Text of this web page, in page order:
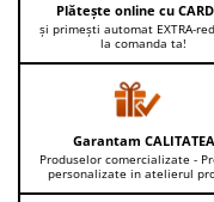
Seturi elegante femei
Umbrele
Pijamale de copii
Pijamale BIG SIZE femei
Cadouri ocazii speciale
Tricouri de craciun
Plătește online cu
și primești automat EXTRA-
la comanda ta!
Garantam CALITATEA
Produselor comercializate -
personalizate in atelierul